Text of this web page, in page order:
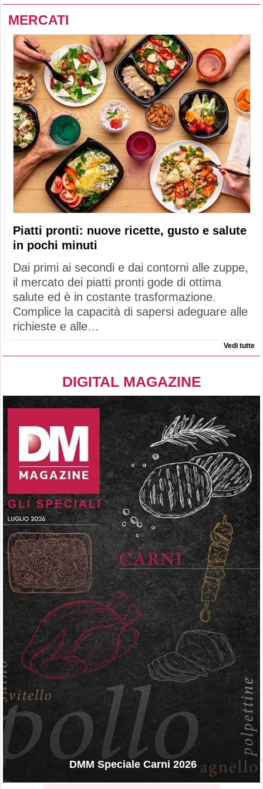
MERCATI
Piatti pronti: nuove ricette, gusto e salute
in pochi minuti
Dai primi ai secondi e dai contorni alle zuppe,
il mercato dei piatti pronti gode di ottima
salute ed è in costante trasformazione.
Complice la capacità di sapersi adeguare alle
richieste e alle…
Vedi tutte
DIGITAL MAGAZINE
DMM Speciale Carni 2026